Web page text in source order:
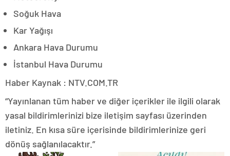
Soğuk Hava
Kar Yağışı
Ankara Hava Durumu
İstanbul Hava Durumu
Haber Kaynak : NTV.COM.TR
“Yayınlanan tüm haber ve diğer içerikler ile ilgili olarak
yasal bildirimlerinizi bize iletişim sayfası üzerinden
iletiniz. En kısa süre içerisinde bildirimlerinize geri
dönüş sağlanılacaktır.”